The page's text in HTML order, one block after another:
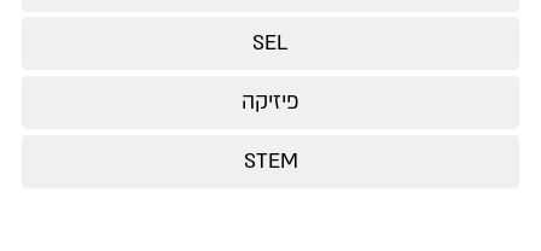
SEL
פיזיקה
STEM